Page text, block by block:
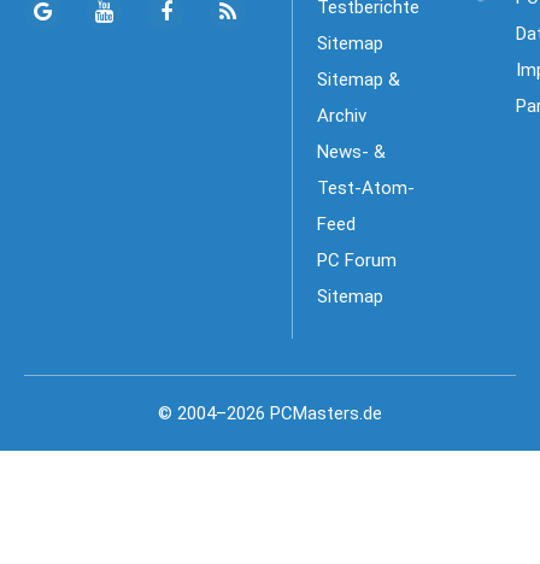
Testberichte
Sitemap
Sitemap &
Archiv
News- &
Test-Atom-
Feed
PC Forum
Sitemap
© 2004–2026 PCMasters.de